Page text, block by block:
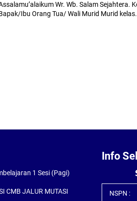
Wr. Wb. Salam Sejahtera.
Ibu Orang Tua/ Wali Murid Murid
1 Sesi (Pagi)
CMB JALUR MUTASI
Info
NSPN :